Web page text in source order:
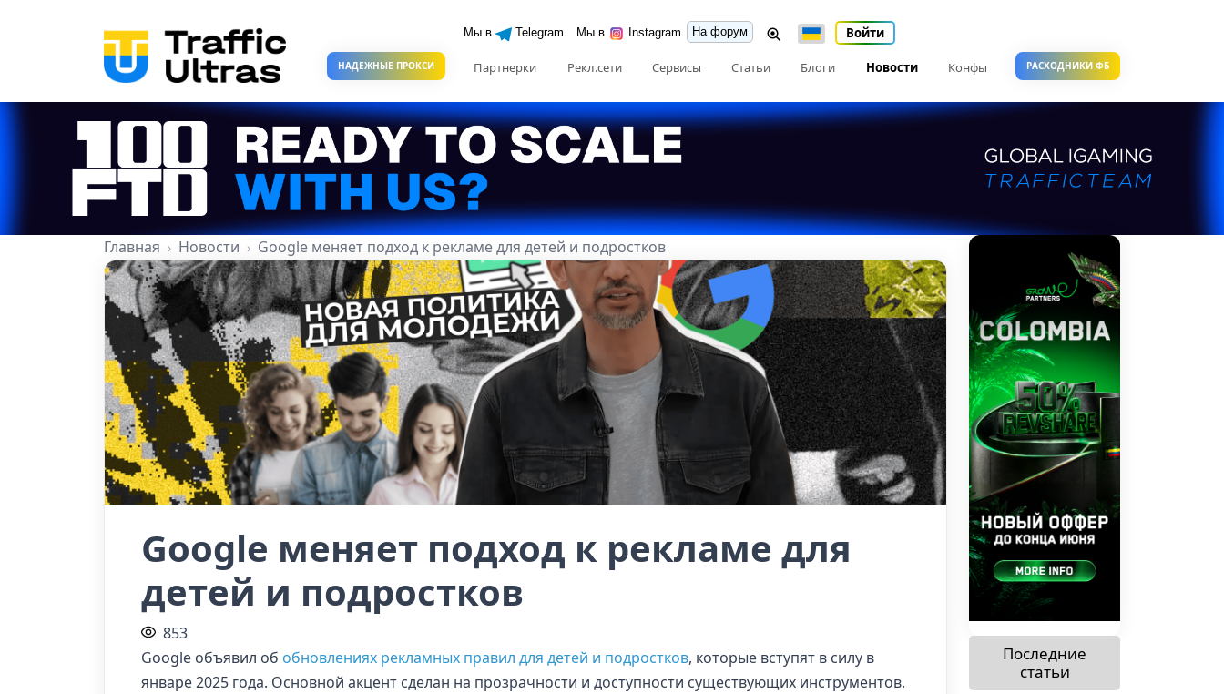
Мы в Telegram Мы в Instagram На форум Войти
НАДЕЖНЫЕ ПРОКСИ Партнерки Рекл.сети Сервисы Статьи Блоги Новости Конфы РАСХОДНИКИ ФБ
Главная Новости Google меняет подход к рекламе для детей и подростков
Google меняет подход к рекламе для
детей и подростков
853
Google объявил об обновлениях рекламных правил для детей и подростков, которые вступят в силу в
январе 2025 года. Основной акцент сделан на прозрачности и доступности существующих инструментов.
Последние
статьи